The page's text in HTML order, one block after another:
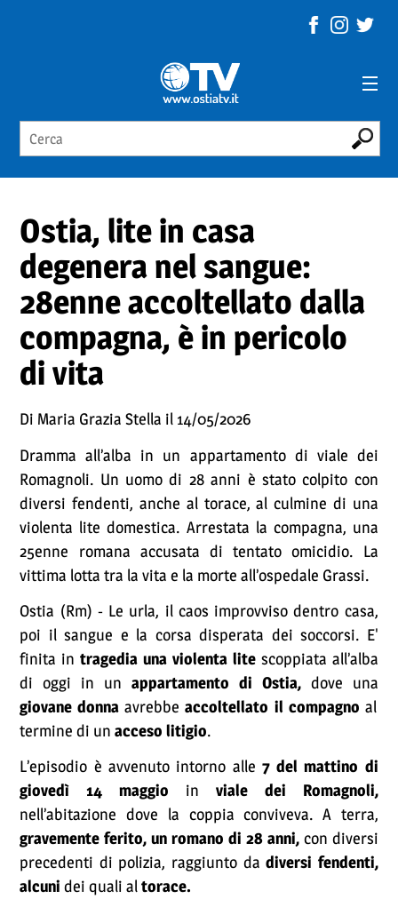
Ostia, lite in casa
degenera nel sangue:
28enne accoltellato dalla
compagna, è in pericolo
di vita
Di Maria Grazia Stella il 14/05/2026
Dramma all’alba in un appartamento di viale dei
Romagnoli. Un uomo di 28 anni è stato colpito con
diversi fendenti, anche al torace, al culmine di una
violenta lite domestica. Arrestata la compagna, una
25enne romana accusata di tentato omicidio. La
vittima lotta tra la vita e la morte all’ospedale Grassi.
Ostia (Rm) - Le urla, il caos improvviso dentro casa,
poi il sangue e la corsa disperata dei soccorsi. E'
finita intragedia una violenta litescoppiata all’alba
di oggi in un appartamento di Ostia,dove una
giovane donna avrebbe accoltellato il compagno al
termine di unacceso litigio.
L’episodio è avvenuto intorno alle 7 del mattino di
giovedì 14 maggio in viale dei Romagnoli,
nell’abitazione dove la coppia conviveva. A terra,
gravemente ferito, un romano di 28 anni, con diversi
precedenti di polizia, raggiunto dadiversi fendenti,
alcuni dei quali altorace.